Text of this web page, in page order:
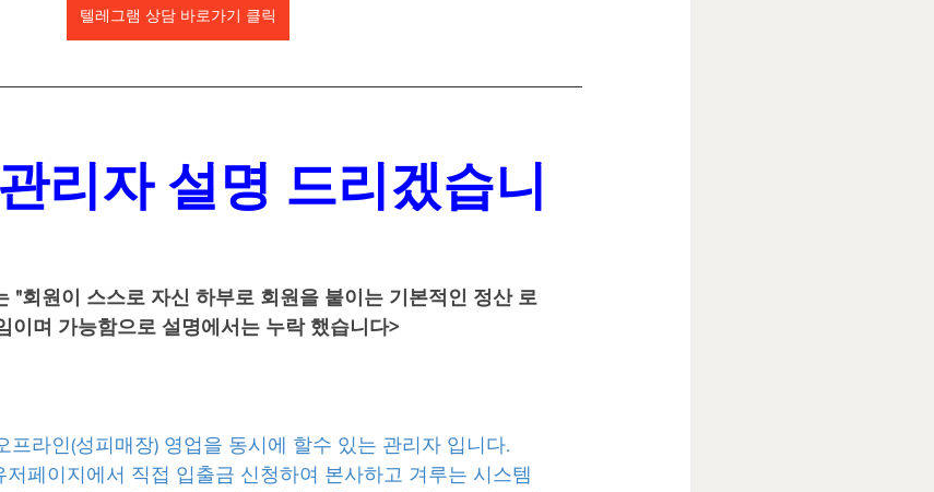
텔레그램 상담 바로가기 클릭
리자 설명 드리겠습니
"회원이 스스로 자신 하부로 회원을 붙이는 기본적인 정산 로
이며 가능함으로 설명에서는 누락 했습니다>
프라인(성피매장) 영업을 동시에 할수 있는 관리자 입니다.
페이지에서 직접 입출금 신청하여 본사하고 겨루는 시스템